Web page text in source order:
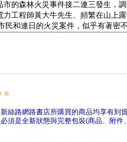
絲路網路書店所購買的商品均享有到
須是全新狀態與完整包裝(商品、附件